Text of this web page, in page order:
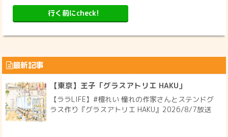
行く前にcheck!
最新記事
【東京】王子「グラスアトリエ HAKU」
【ララLIFE】#檀れい 憧れの作家さんとステンドグ
ラス作り『グラスアトリエ HAKU』2026/8/7放送